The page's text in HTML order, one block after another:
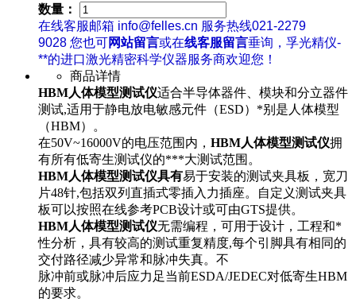
数量：
在线客服邮箱 info@felles.cn 服务热线021-2279
9028 您也可网站留言或在线客服留言垂询，孚光精仪-
**的进口激光精密科学仪器服务商欢迎您！
商品详情
HBM人体模型测试仪适合半导体器件、模块和分立器件
测试,适用于静电放电敏感元件（ESD）*别是人体模型
（HBM）。
在50V~16000V的电压范围内， HBM人体模型测试仪拥
有所有低寄生测试仪的***大测试范围。
HBM人体模型测试仪具有易于安装的测试夹具板，宽刀
片48针,包括双列直插式零插入力插座。自定义测试夹具
板可以按照在线参考PCB设计或可由GTS提供。
HBM人体模型测试仪无需编程，可用于设计，工程和*
性分析，具有较高的测试重复精度,每个引脚具有相同的
交付路径减少异常和脉冲失真。不
脉冲前或脉冲后应力足当前ESDA/JEDEC对低寄生HBM
的要求。